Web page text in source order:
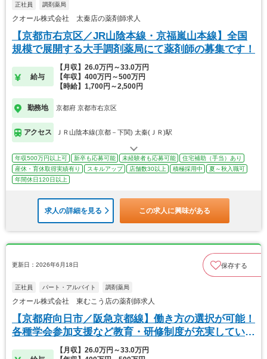
正社員 調剤薬局
クオール株式会社 太秦店の薬剤師求人
【京都市右京区／JR山陰本線・京福嵐山本線】全国
規模で展開する大手調剤薬局にて薬剤師の募集です！
給与
【月収】26.0万円～33.0万円
【年収】400万円～500万円
【時給】1,700円～2,500円
勤務地 京都府 京都市右京区
アクセス ＪＲ山陰本線(京都－下関) 太秦(ＪＲ)駅
年収500万円以上可 新卒も応募可能 未経験者も応募可能
住宅補助（手当）あり
産休・育休取得実績有り
スキルアップ 店舗数30以上 積極採用中
夏～秋入職可
年間休日120日以上
求人の詳細を見る この求人に興味がある
更新日：2026年6月18日 保存する
正社員 パート・アルバイト 調剤薬局
クオール株式会社 東むこう店の薬剤師求人
【京都府向日市／阪急京都線】働き方の選択が可能！
各種学会参加支援など教育・研修制度が充実していま
【月収】26.0万円～33.0万円